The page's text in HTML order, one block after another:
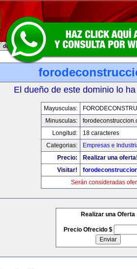
El dueño de este dominio lo
Mayusculas:
Minusculas:
Longitud:
18 caracteres
Categorias:
Empresas e
Precio:
Realizar una
Visitar!
Serán consideradas
Realizar una Oferta
Precio Ofrecido $